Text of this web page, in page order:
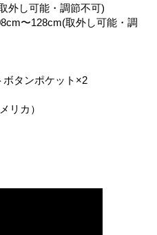
外し可能・調節不可)
〜128cm(取外し可能・調
タンポケット×2
リカ）